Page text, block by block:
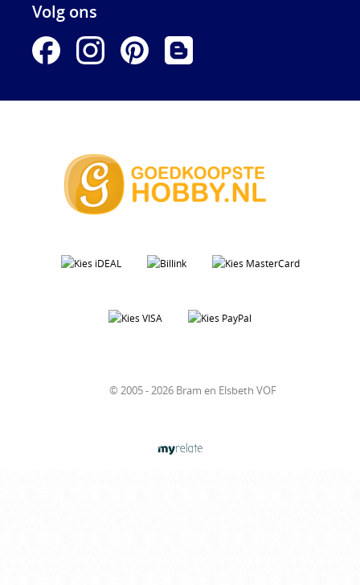
Volg ons
© 2005 - 2026 Bram en Elsbeth VOF